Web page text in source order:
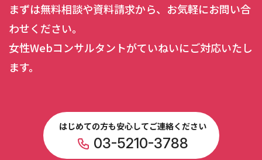
まずは無料相談や資料請求から、お気軽にお問い合
わせください。
女性Webコンサルタントがていねいにご対応いたし
ます。
はじめての方も安心してご連絡ください
03-5210-3788